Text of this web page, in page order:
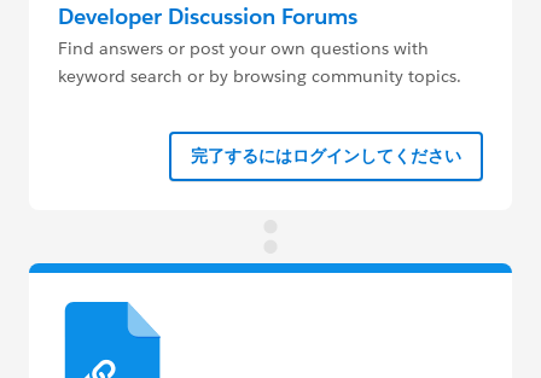
Developer Discussion Forums
Find answers or post your own questions with
keyword search or by browsing community topics.
完了するにはログインしてください